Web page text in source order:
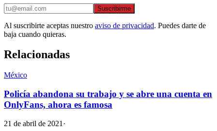
Suscribirme
Al suscribirte aceptas nuestro aviso de privacidad. Puedes darte de
baja cuando quieras.
Relacionadas
México
Policía abandona su trabajo y se abre una cuenta en
OnlyFans, ahora es famosa
21 de abril de 2021 ·